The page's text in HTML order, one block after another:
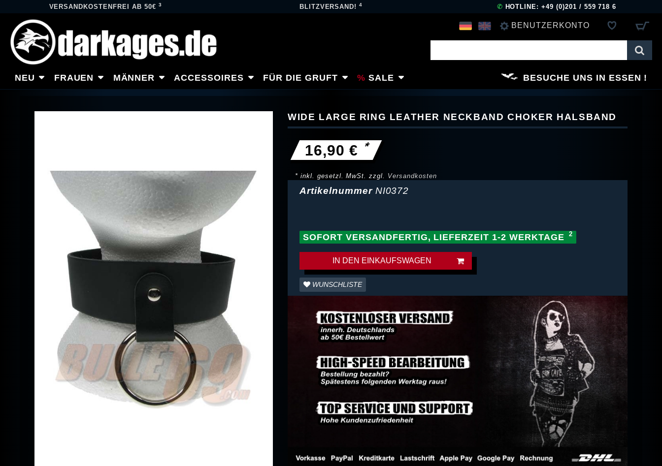
VERSANDKOSTENFREI AB 50€ 3 BLITZVERSAND!4 ✆ HOTLINE: +49 (0)201 / 559 718 6
BENUTZERKONTO
REGISTRIEREN
NEU FRAUEN MÄNNER ACCESSOIRES FÜR DIE GRUFT SALE BESUCHE UNS IN ESSEN
WIDE LARGE RING LEATHER NECKBAND CHOKER HALSBAND
16,90 € *
* inkl. gesetzl. MwSt. zzgl. Versandkosten
Artikelnummer NI0372
SOFORT VERSANDFERTIG, LIEFERZEIT 1-2 WERKTAGE
IN DEN EINKAUFSWAGEN
WUNSCHLISTE